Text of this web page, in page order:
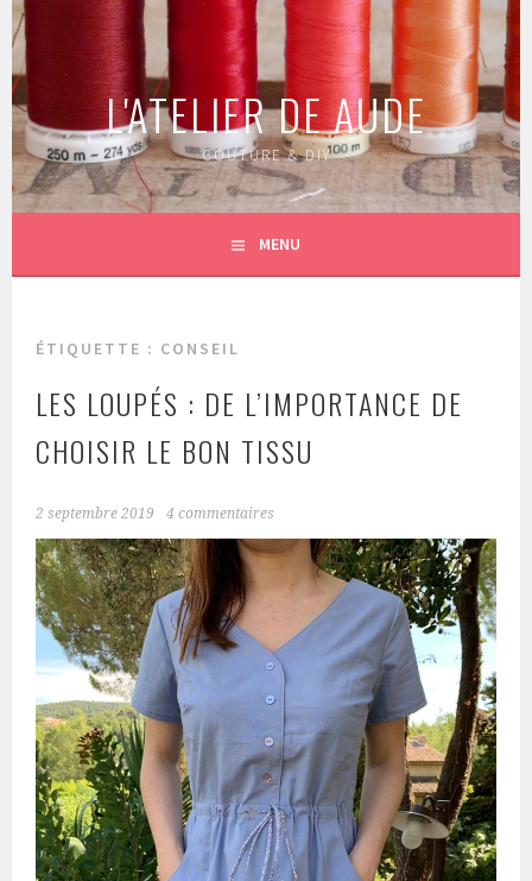
Aller
au
contenu
principal
L'ATELIER DE AUDE
COUTURE & DIY
MENU
ÉTIQUETTE : CONSEIL
LES LOUPÉS : DE L’IMPORTANCE DE
CHOISIR LE BON TISSU
2 septembre 2019 4 commentaires